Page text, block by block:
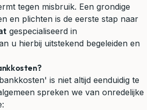
tegen misbruik. Een grondige
en plichten is de eerste stap naar
gespecialiseerd in
u hierbij uitstekend begeleiden en
is niet altijd eenduidig te
spreken we van onredelijke